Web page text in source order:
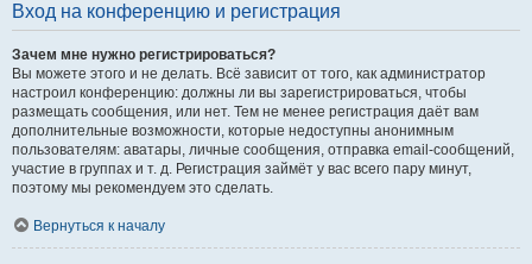
Вход на конференцию и регистрация
Зачем мне нужно регистрироваться?
Вы можете этого и не делать. Всё зависит от того, как администратор
настроил конференцию: должны ли вы зарегистрироваться, чтобы
размещать сообщения, или нет. Тем не менее регистрация даёт вам
дополнительные возможности, которые недоступны анонимным
пользователям: аватары, личные сообщения, отправка email-сообщений,
участие в группах и т. д. Регистрация займёт у вас всего пару минут,
поэтому мы рекомендуем это сделать.
Вернуться к началу